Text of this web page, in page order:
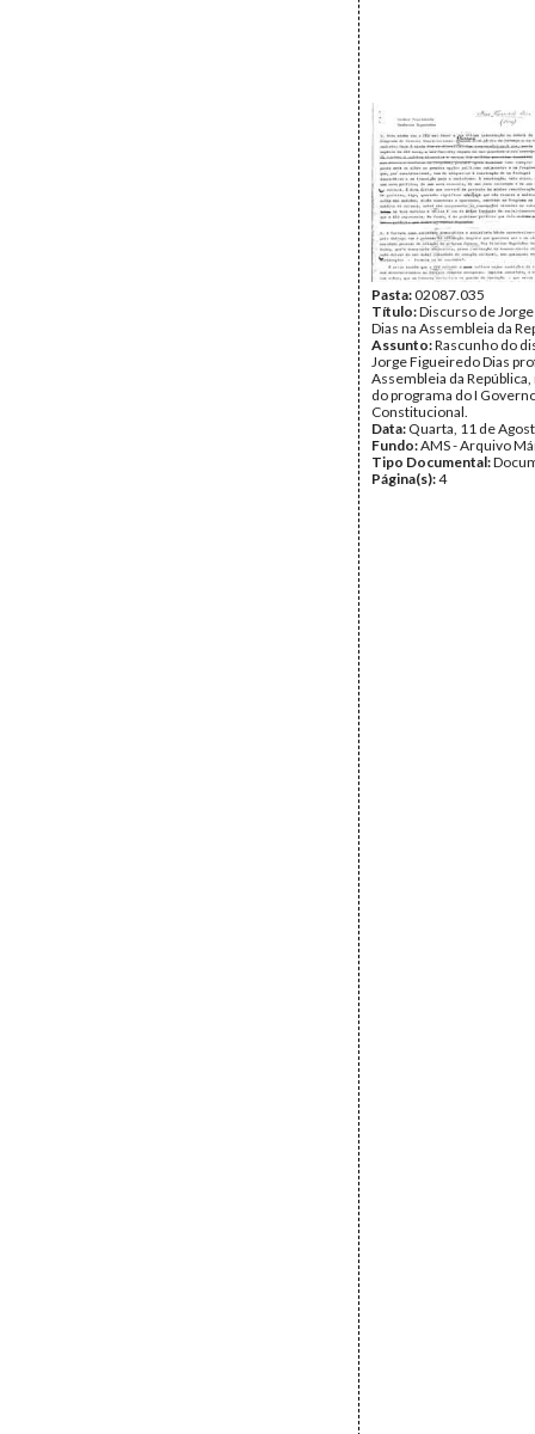
Pasta:02087.035
Título:Discurso de
Dias na Assembleia da
Assunto:Rascunho do
Jorge Figueiredo Dias
Assembleia da
do programa do I
Constitucional.
Data: Quarta, 11 de
Fundo:AMS - Arquivo
Tipo Documental:
Página(s):4